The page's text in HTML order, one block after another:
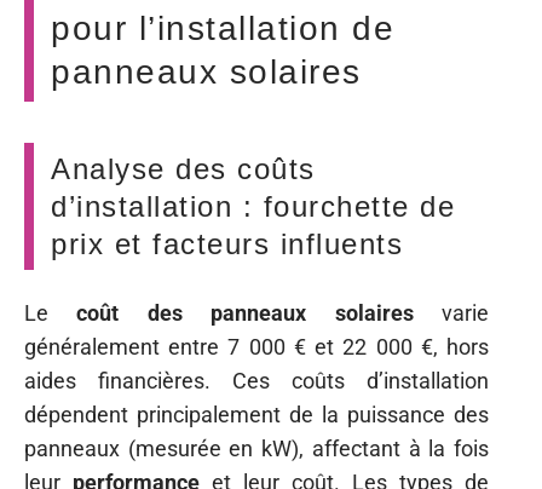
pour l’installation de
panneaux solaires
Analyse des coûts
d’installation : fourchette de
prix et facteurs influents
Lecoût des panneaux solairesvarie
généralement entre 7 000 € et 22 000 €, hors
aides financières. Ces coûts d’installation
dépendent principalement de la puissance des
panneaux (mesurée en kW), affectant à la fois
leur performance et leur coût. Les types de